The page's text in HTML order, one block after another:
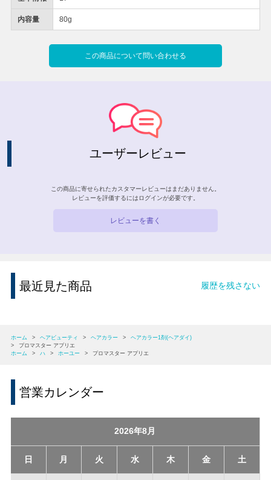
内容量 80g
この商品について問い合わせる
ユーザーレビュー
この商品に寄せられたカスタマーレビューはまだありません。
レビューを評価するには ログインが必要です。
レビューを書く
最近見た商品 履歴を残さない
ホーム > ヘアビューティ > ヘアカラー >
ヘアカラー1剤(ヘアダイ)
>
プロマスター アプリエ
ホーム
> ハ > ホーユー > プロマスター アプリエ
営業カレンダー
2026年8月
日 月 火 水 木 金 土